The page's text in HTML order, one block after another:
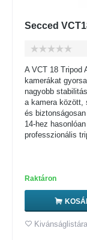
Secced
A VCT 18 Tripod
kamerákat
nagyobb
a kamera között,
és
14-hez
professzionális
Raktáron